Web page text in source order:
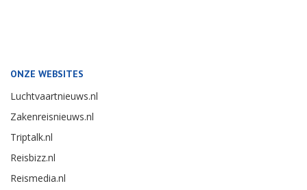
ONZE WEBSITES
Luchtvaartnieuws.nl
Zakenreisnieuws.nl
Triptalk.nl
Reisbizz.nl
Reismedia.nl